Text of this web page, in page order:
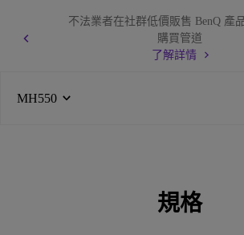
不法業者在社群低價販售 BenQ 產
購買管道
了解詳情
MH550
規格